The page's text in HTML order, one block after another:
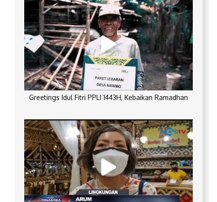
Greetings Idul Fitri PPLI 1443H, Kebaikan Ramadhan